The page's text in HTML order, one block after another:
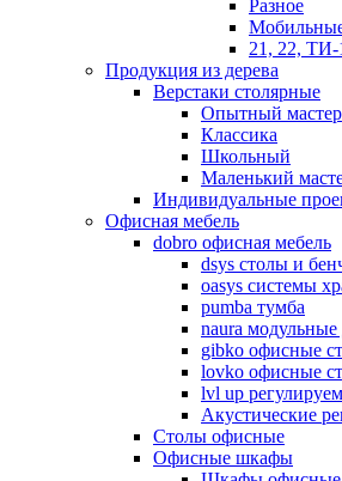
Разное
21, 22,
Продукция из дерева
Верстаки столярные
Опытный мастер
Классика
Школьный
Маленький
Индивидуальные
Офисная мебель
dobro офисная мебель
dsys столы и
oasys системы
pumba тумба
naura
gibko офисные
lovko офисные
lvl up
Акустические
Столы офисные
Офисные шкафы